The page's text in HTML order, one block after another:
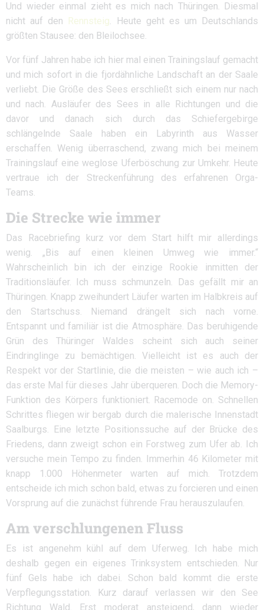
Und wieder einmal zieht es mich nach Thüringen. Diesmal
nicht auf den Rennsteig. Heute geht es um Deutschlands
größten Stausee: den Bleilochsee.
Vor fünf Jahren habe ich hier mal einen Trainingslauf gemacht
und mich sofort in die fjordähnliche Landschaft an der Saale
verliebt. Die Größe des Sees erschließt sich einem nur nach
und nach. Ausläufer des Sees in alle Richtungen und die
davor und danach sich durch das Schiefergebirge
schlängelnde Saale haben ein Labyrinth aus Wasser
erschaffen. Wenig überraschend, zwang mich bei meinem
Trainingslauf eine weglose Uferböschung zur Umkehr. Heute
vertraue ich der Streckenführung des erfahrenen Orga-
Teams.
Die Strecke wie immer
Das Racebriefing kurz vor dem Start hilft mir allerdings
wenig. „Bis auf einen kleinen Umweg wie immer.“
Wahrscheinlich bin ich der einzige Rookie inmitten der
Traditionsläufer. Ich muss schmunzeln. Das gefällt mir an
Thüringen. Knapp zweihundert Läufer warten im Halbkreis auf
den Startschuss. Niemand drängelt sich nach vorne.
Entspannt und familiär ist die Atmosphäre. Das beruhigende
Grün des Thüringer Waldes scheint sich auch seiner
Eindringlinge zu bemächtigen. Vielleicht ist es auch der
Respekt vor der Startlinie, die die meisten – wie auch ich –
das erste Mal für dieses Jahr überqueren. Doch die Memory-
Funktion des Körpers funktioniert. Racemode on. Schnellen
Schrittes fliegen wir bergab durch die malerische Innenstadt
Saalburgs. Eine letzte Positionssuche auf der Brücke des
Friedens, dann zweigt schon ein Forstweg zum Ufer ab. Ich
versuche mein Tempo zu finden. Immerhin 46 Kilometer mit
knapp 1.000 Höhenmeter warten auf mich. Trotzdem
entscheide ich mich schon bald, etwas zu forcieren und einen
Vorsprung auf die zunächst führende Frau herauszulaufen.
Am verschlungenen Fluss
Es ist angenehm kühl auf dem Uferweg. Ich habe mich
deshalb gegen ein eigenes Trinksystem entschieden. Nur
fünf Gels habe ich dabei. Schon bald kommt die erste
Verpflegungsstation. Kurz darauf verlassen wir den See
Richtung Wald. Erst moderat ansteigend, dann wieder